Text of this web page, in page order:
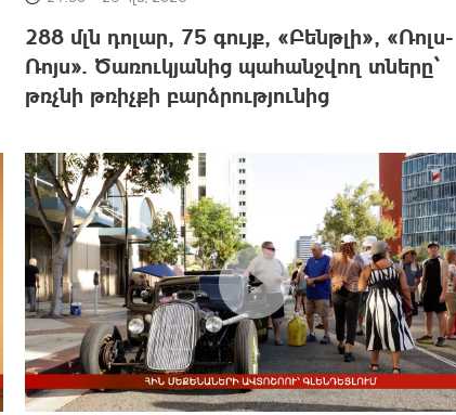
288 մլն դոլար, 75 գույք, «Բենթլի», «Ռոլս-
Ռոյս». Ծառուկյանից պահանջվող տները՝
թռչնի թռիչքի բարձրությունից